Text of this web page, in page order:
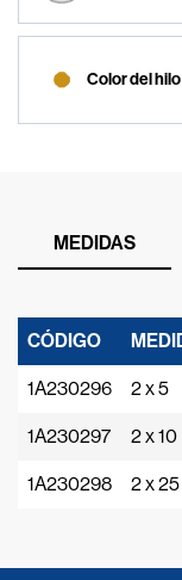
Color del
MEDIDAS
CÓDIGO
1A230296 2 x 5
1A230297 2 x 10
1A230298 2 x 25